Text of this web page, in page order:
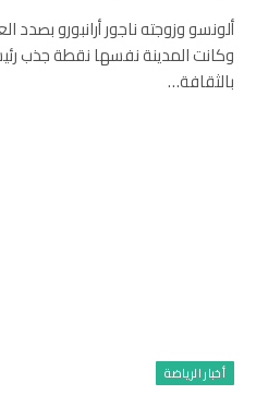
ألونسو وزوجته ناجور أرانبورو بصدد
وكانت المدينة نفسها نقطة جذب
بالثقافة…
أخبار الرياضة